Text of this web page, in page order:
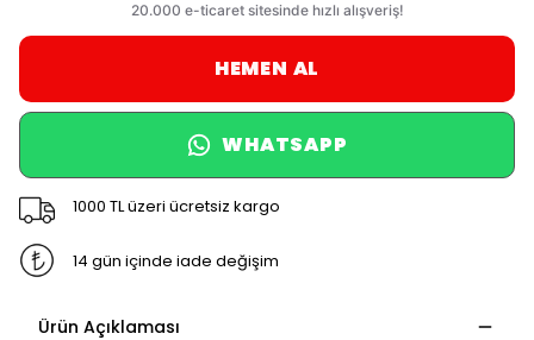
HEMEN AL
WHATSAPP
1000 TL üzeri ücretsiz kargo
14 gün içinde iade değişim
Ürün Açıklaması